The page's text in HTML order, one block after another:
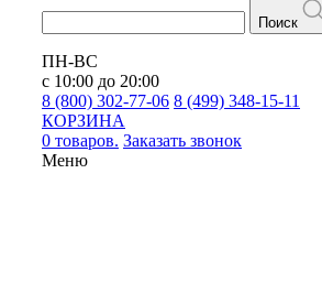
Поиск
ПН-ВС
с 10:00 до 20:00
8 (800) 302-77-06 8 (499) 348-15-11
КОРЗИНА
0 товаров. Заказать звонок
Меню